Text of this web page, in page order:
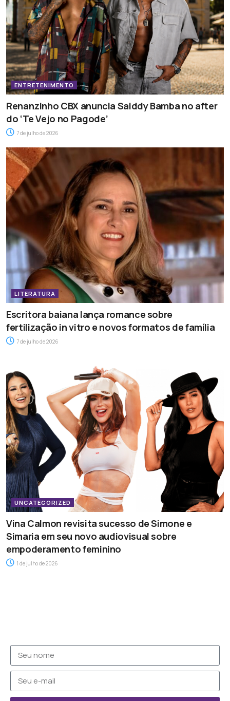
ENTRETENIMENTO
Renanzinho CBX anuncia Saiddy Bamba no after
do ‘Te Vejo no Pagode’
7 de julho de 2026
LITERATURA
Escritora baiana lança romance sobre
fertilização in vitro e novos formatos de família
7 de julho de 2026
UNCATEGORIZED
Vina Calmon revisita sucesso de Simone e
Simaria em seu novo audiovisual sobre
empoderamento feminino
1 de julho de 2026